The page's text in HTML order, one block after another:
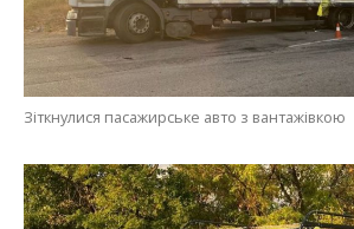
Зіткнулися пасажирське авто з вантажівкою